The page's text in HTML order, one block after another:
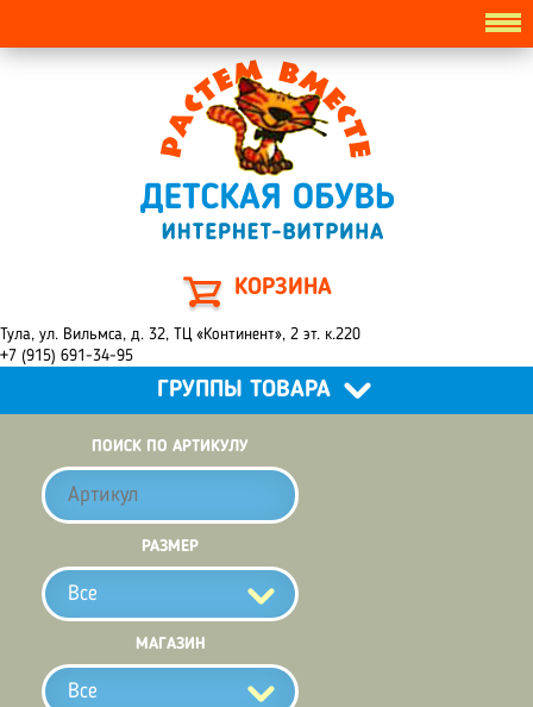
КОРЗИНА
Тула, ул. Вильмса, д. 32, ТЦ «Континент», 2 эт. к.220
+7 (915) 691-34-95
ГРУППЫ ТОВАРА
ПОИСК ПО АРТИКУЛУ
РАЗМЕР
Все
МАГАЗИН
Все